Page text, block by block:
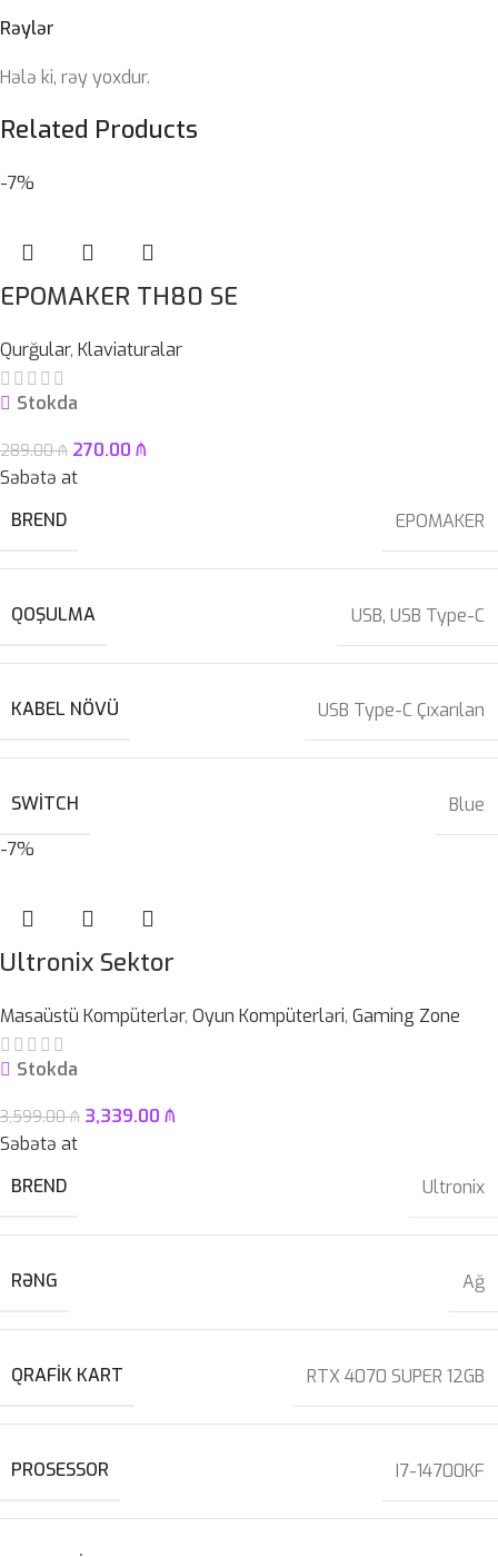
Rəylər
Hələ ki, rəy yoxdur.
Related Products
-7%
EPOMAKER TH80 SE
Qurğular, Klaviaturalar
Stokda
289.00₼ 270.00 ₼
Səbətə at
BREND
EPOMAKER
QOŞULMA USB, USB Type-C
KABEL NÖVÜ USB Type-C Çıxarılan
SWITCH
Blue
-7%
Ultronix Sektor
Masaüstü Kompüterlər, Oyun Kompüterləri, Gaming Zone
Stokda
3,599.00₼ 3,339.00 ₼
Səbətə at
BREND
Ultronix
RƏNG Ağ
QRAFIK KART RTX 4070 SUPER 12GB
PROSESSOR I7-14700KF